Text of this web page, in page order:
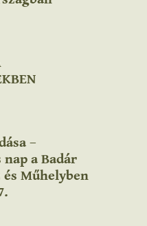
–
nap a Badár
és Műhelyben